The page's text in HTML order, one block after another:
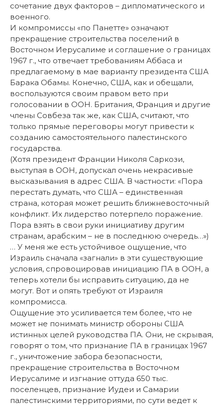
сочетание двух факторов – дипломатического и
военного.
И компромиссы «по Панетте» означают
прекращение строительства поселений в
Восточном Иерусалиме и соглашение о границах
1967 г., что отвечает требованиям Аббаса и
предлагаемому в мае варианту президента США
Барака Обамы. Конечно, США, как и обещали,
воспользуются своим правом вето при
голосовании в ООН. Британия, Франция и другие
члены Совбеза так же, как США, считают, что
только прямые переговоры могут привести к
созданию самостоятельного палестинского
государства.
(Хотя президент Франции Николя Саркози,
выступая в ООН, допускал очень некрасивые
высказывания в адрес США. В частности: «Пора
перестать думать, что США – единственная
страна, которая может решить ближневосточный
конфликт. Их лидерство потерпело поражение.
Пора взять в свои руки инициативу другим
странам, арабским – не в последнюю очередь…»)
… У меня же есть устойчивое ощущение, что
Израиль сначала «загнали» в эти существующие
условия, спровоцировав инициацию ПА в ООН, а
теперь хотели бы исправить ситуацию, да не
могут. Вот и опять требуют от Израиля
компромисса.
Ощущение это усиливается тем более, что не
может не понимать министр обороны США
истинных целей руководства ПА. Они, не скрывая,
говорят о том, что признание ПА в границах 1967
г., уничтожение забора безопасности,
прекращение строительства в Восточном
Иерусалиме и изгнание оттуда 650 тыс.
поселенцев, признание Иудеи и Самарии
палестинскими территориями, по сути ведет к